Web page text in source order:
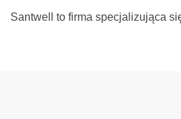
Santwell to firma specjalizująca